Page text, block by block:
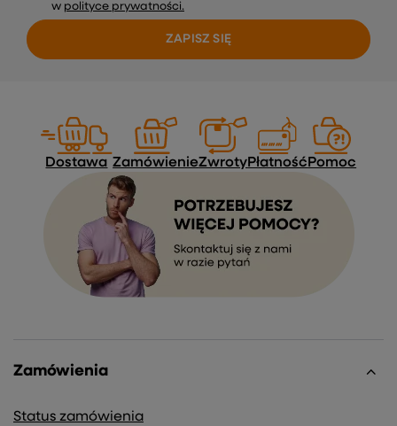
w polityce prywatności.
ZAPISZ SIĘ
Dostawa ZamówienieZwrotyPłatnośćPomoc
Zamówienia
Status zamówienia